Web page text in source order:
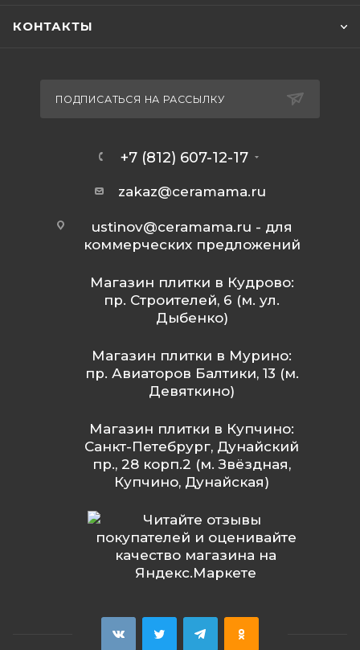
КОНТАКТЫ
ПОДПИСАТЬСЯ НА РАССЫЛКУ
+7 (812) 607-12-17
zakaz@ceramama.ru
ustinov@ceramama.ru - для
коммерческих предложений
Магазин плитки в Кудрово:
пр. Строителей, 6 (м. ул.
Дыбенко)
Магазин плитки в Мурино:
пр. Авиаторов Балтики, 13 (м.
Девяткино)
Магазин плитки в Купчино:
Санкт-Петебрург, Дунайский
пр., 28 корп.2 (м. Звёздная,
Купчино, Дунайская)